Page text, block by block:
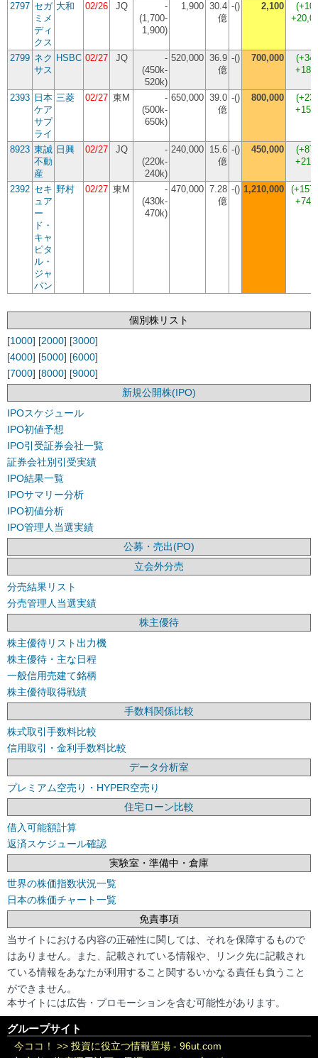
2797 セガ
ミメ
ディ
クス
大和 02/26 JQ
-
(1,700-
1,900)
1,900 30.4
億
-() 2,100 (
2799 ネク
サス
HSBC 02/27 JQ
-
(450k-
520k)
520,000 36.9
億
-() 700,000 (
2393 日本
ケア
サプ
ライ
三菱 02/27 東M
-
(500k-
650k)
650,000 39.0
億
-() 800,000 (
8923 東誠
不動
産
日興 02/27 JQ
-
(220k-
240k)
240,000 15.6
億
-() 450,000 (
2392 セキ
ュア
ー
ド・
キャ
ピタ
ル・
ジャ
パン
野村 02/27 東M
-
(430k-
470k)
470,000 7.28
億
-() 1,210,000 (
個別株リスト
[1000] [2000] [3000]
[4000] [5000] [6000]
[7000] [8000] [9000]
新規公開株(IPO)
IPOスケジュール
IPO初値予想
IPO引受証券会社一覧
証券会社別引受実績
IPO結果一覧
IPOサマリー分析
IPO初値分析
IPO管理人当選実績
公募・売出(PO)
立会外分売
分売結果リスト
分売管理人当選実績
株主優待
株主優待リスト出力機
株主優待・主な日程
一般信用売建て銘柄
株主優待取得戦績
手数料関係比較
株式取引手数料比較
信用取引・金利手数料比較
データ分析室
プレミアム空売り・HYPER空売り
住宅ローン比較
借入可能額計算
返済スケジュール確認
実験室・準備中・倉庫
世界の株価指数状況一覧
日本の株価チャート一覧
免責事項
当サイトにおける内容の正確性に関しては、それを保障するもので
はありません。また、記載されている情報や、リンク先に記載され
ている情報をあなたが利用すること関するいかなる責任も負うこと
ができません。
本サイトには広告・プロモーションを含む可能性があります。
グループサイト
今ココ！ >> 投資に役立つ情報置場 - 96ut.com